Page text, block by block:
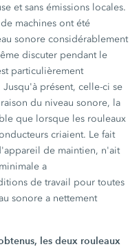
et sans émissions locales.
machines ont été
sonore considérablement
discuter pendant le
particulièrement
présent, celle-ci se
du niveau sonore, la
que lorsque les rouleaux
criaient. Le fait
de maintien, n'ait
a
de travail pour toutes
sonore a nettement
les deux rouleaux